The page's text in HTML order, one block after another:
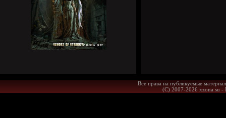
Все права на публикуемые
(С) 2007-2026 xzona.su -